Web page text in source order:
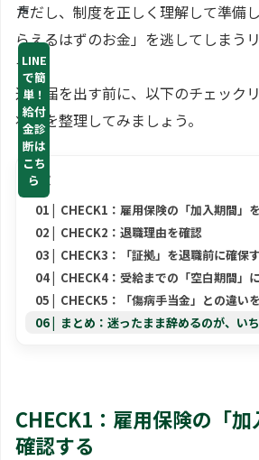
声
LINE
で簡
単！
給付
金診
断は
こち
ら
ただし、制度を正しく理解して準備
らえるはずのお金」を逃してしまう
す。
退職届を出す前に、以下のチェック
状況を整理してみましょう。
目次
CHECK1：雇用保険の「加入期間」
CHECK2：退職理由を確認
CHECK3：「証拠」を退職前に確保
CHECK4：受給までの「空白期間」
CHECK5：「傷病手当金」との違い
まとめ：迷ったまま辞めるのが、い
CHECK1：雇用保険の「加
確認する